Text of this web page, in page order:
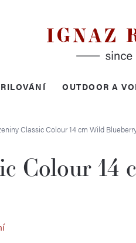
OUTDOOR A
Classic Colour 14 cm Wild
Colour